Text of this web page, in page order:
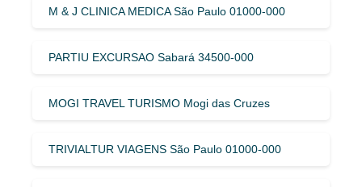
M & J CLINICA MEDICA São Paulo 01000-000
PARTIU EXCURSAO Sabará 34500-000
MOGI TRAVEL TURISMO Mogi das Cruzes
TRIVIALTUR VIAGENS São Paulo 01000-000